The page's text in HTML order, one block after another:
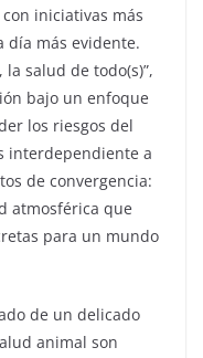
iniciativas más
día más evidente.
salud de todo(s)”,
bajo un enfoque
los riesgos del
interdependiente a
de convergencia:
atmosférica que
para un mundo
de un delicado
animal son